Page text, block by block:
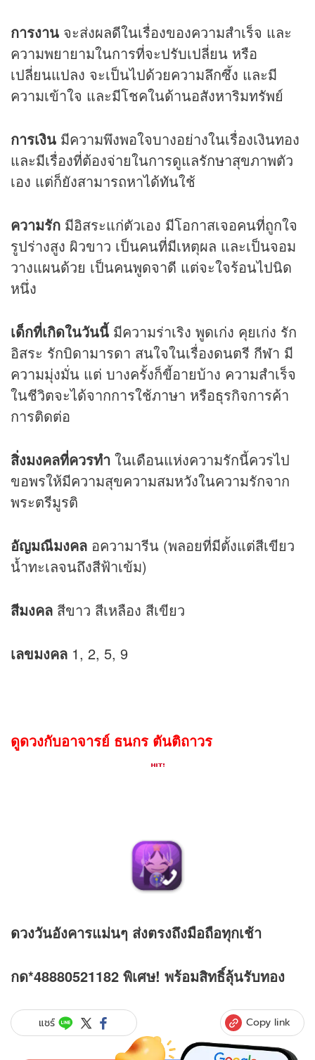
การงาน จะส่งผลดีในเรื่องของความสำเร็จ และ
ความพยายามในการที่จะปรับเปลี่ยน หรือ
เปลี่ยนแปลง จะเป็นไปด้วยความลึกซึ้ง และมี
ความเข้าใจ และมีโชคในด้านอสังหาริมทรัพย์
การเงิน มีความพึงพอใจบางอย่างในเรื่องเงินทอง
และมีเรื่องที่ต้องจ่ายในการดูแลรักษาสุขภาพตัว
เอง แต่ก็ยังสามารถหาได้ทันใช้
ความรัก มีอิสระแก่ตัวเอง มีโอกาสเจอคนที่ถูกใจ
รูปร่างสูง ผิวขาว เป็นคนที่มีเหตุผล และเป็นจอม
วางแผนด้วย เป็นคนพูดจาดี แต่จะใจร้อนไปนิด
หนึ่ง
เด็กที่เกิดในวันนี้ มีความร่าเริง พูดเก่ง คุยเก่ง รัก
อิสระ รักบิดามารดา สนใจในเรื่องดนตรี กีฬา มี
ความมุ่งมั่น แต่ บางครั้งก็ขี้อายบ้าง ความสำเร็จ
ในชีวิตจะได้จากการใช้ภาษา หรือธุรกิจการค้า
การติดต่อ
สิ่งมงคลที่ควรทำ ในเดือนแห่งความรักนี้ควรไป
ขอพรให้มีความสุขความสมหวังในความรักจาก
พระตรีมูรติ
อัญมณีมงคล อความารีน (พลอยที่มีตั้งแต่สีเขียว
น้ำทะเลจนถึงสีฟ้าเข้ม)
สีมงคล สีขาว สีเหลือง สีเขียว
เลขมงคล 1, 2, 5, 9
ดูดวงกับอาจารย์ ธนกร ตันติถาวร
ดวงวันอังคารแม่นๆ ส่งตรงถึงมือถือทุกเช้า
กด*48880521182 พิเศษ! พร้อมสิทธิ์ลุ้นรับทอง
แชร์ Copy link